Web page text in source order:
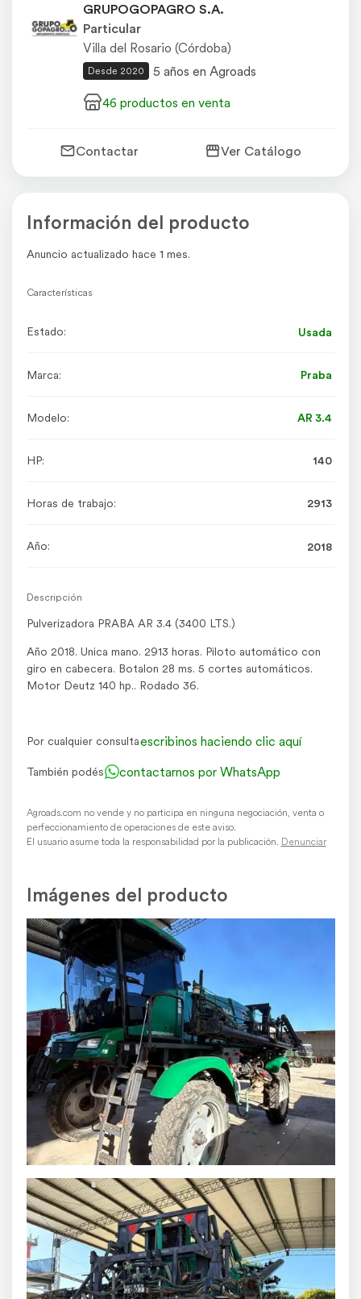
GRUPOGOPAGRO S.A.
Particular
Villa del Rosario (Córdoba)
Desde 2020
5 años en Agroads
46 productos en venta
Contactar Ver Catálogo
Información del producto
Anuncio actualizado hace 1 mes.
Características
Estado: Usada
Marca: Praba
Modelo: AR 3.4
HP: 140
Horas de trabajo: 2913
Año: 2018
Descripción
Pulverizadora PRABA AR 3.4 (3400 LTS.)
Año 2018. Unica mano. 2913 horas. Piloto automático con
giro en cabecera. Botalon 28 ms. 5 cortes automáticos.
Motor Deutz 140 hp.. Rodado 36.
Por cualquier consultaescribinos haciendo clic aquí
También podés contactarnos por WhatsApp
Agroads.com no vende y no participa en ninguna negociación, venta o
perfeccionamiento de operaciones de este aviso.
El usuario asume toda la responsabilidad por la publicación. Denunciar
Imágenes del producto